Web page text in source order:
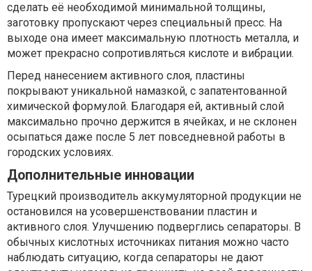
сделать её необходимой минимальной толщины,
заготовку пропускают через специальный пресс. На
выходе она имеет максимальную плотность металла, и
может прекрасно сопротивляться кислоте и вибрации.
Перед нанесением активного слоя, пластины
покрывают уникальной намазкой, с запатентованной
химической формулой. Благодаря ей, активный слой
максимально прочно держится в ячейках, и не склонен
осыпаться даже после 5 лет повседневной работы в
городских условиях.
Дополнительные инновации
Турецкий производитель аккумуляторной продукции не
остановился на усовершенствовании пластин и
активного слоя. Улучшению подверглись сепараторы. В
обычных кислотных источниках питания можно часто
наблюдать ситуацию, когда сепараторы не дают